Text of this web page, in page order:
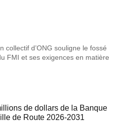
collectif d’ONG souligne le fossé
FMI et ses exigences en matière
de dollars de la Banque
de Route 2026-2031